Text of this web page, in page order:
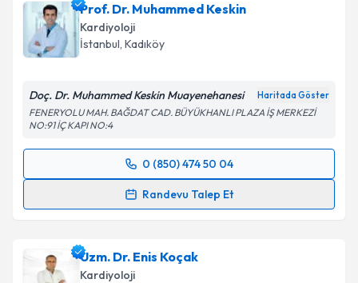
Prof. Dr. Muhammed Keskin
Kardiyoloji
İstanbul, Kadıköy
Doç. Dr. Muhammed Keskin Muayenehanesi Haritada Göster
FENERYOLU MAH. BAĞDAT CAD. BÜYÜKHANLI PLAZA İŞ MERKEZİ
NO:91 İÇ KAPI NO:4
0 (850) 474 50 04
Randevu Talep Et
Randevu Takvimi Talebi
için bir takvim hazırlandığında e-posta ile
bilgilendireceğiz.
Uzm. Dr. Enis Koçak
Kardiyoloji